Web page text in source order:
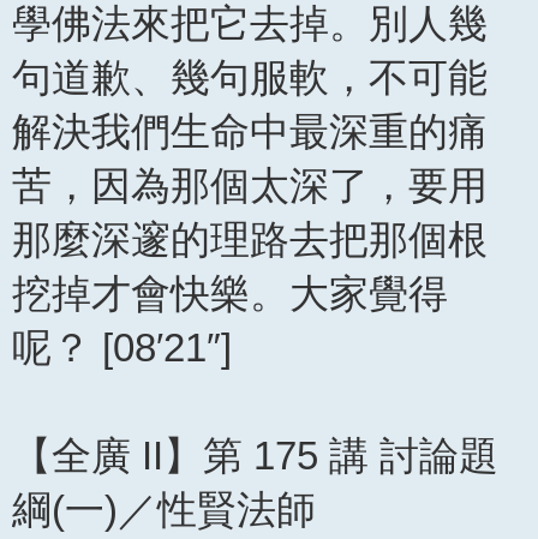
學佛法來把它去掉。別人幾
句道歉、幾句服軟，不可能
解決我們生命中最深重的痛
苦，因為那個太深了，要用
那麼深邃的理路去把那個根
挖掉才會快樂。大家覺得
呢？ [08′21″]
【全廣 II】第 175 講 討論題
綱(一)／性賢法師